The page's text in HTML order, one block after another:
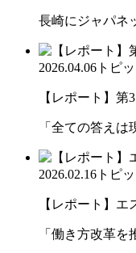
長崎にジャパネ
2026.04.06 トピ
【レポート】
「全ての答えは
2026.02.16 トピ
【レポート】エ
「働き方改革